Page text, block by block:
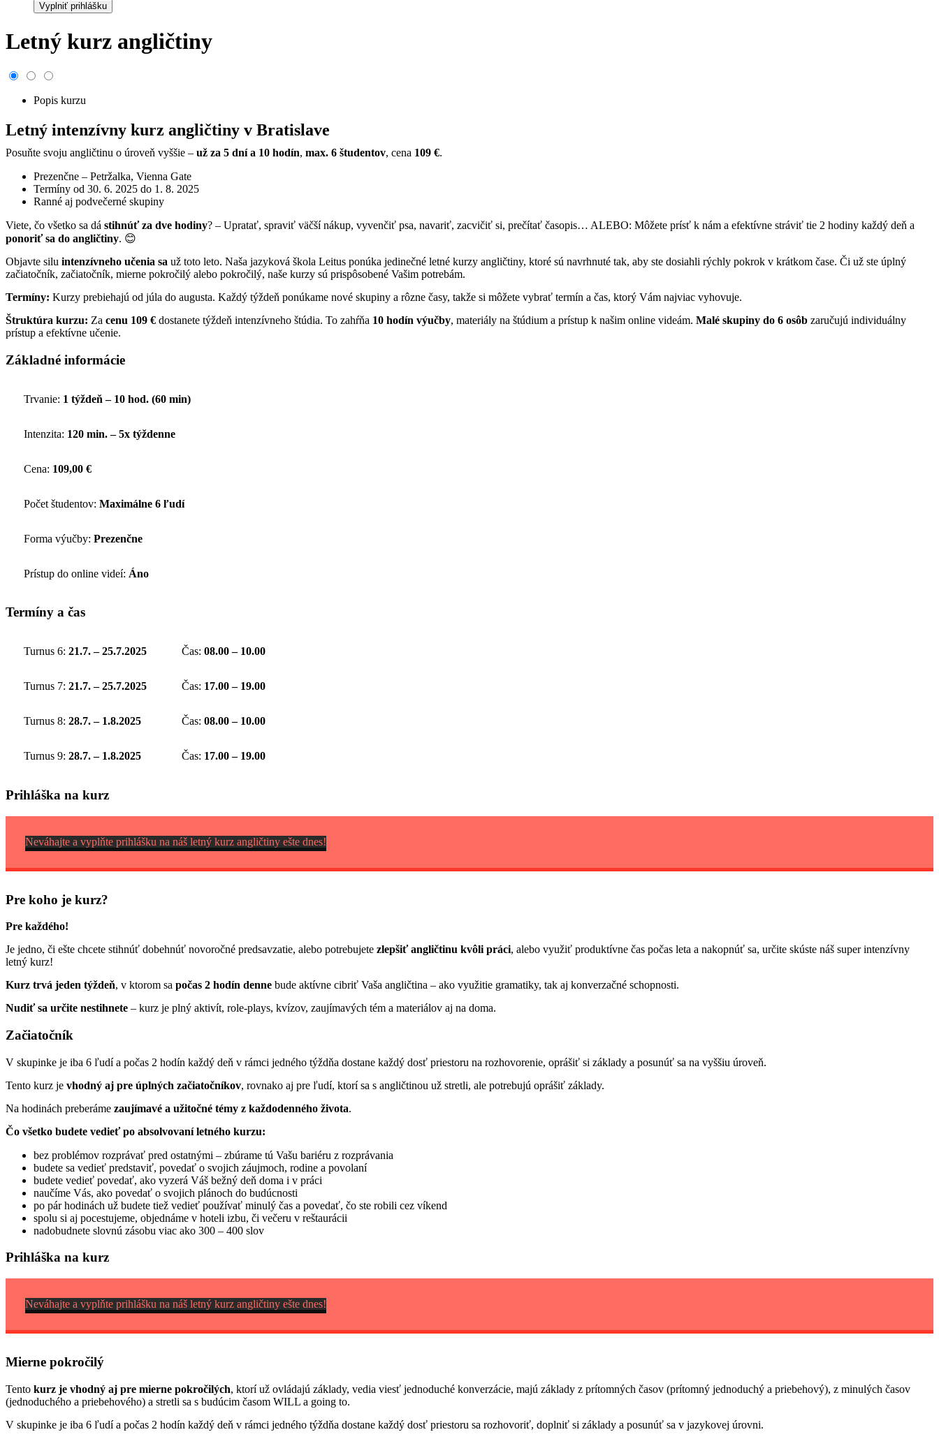
Vyplniť prihlášku
Letný kurz angličtiny
Popis kurzu
Letný intenzívny kurz angličtiny v Bratislave
Posuňte svoju angličtinu o úroveň vyššie – už za 5 dní a 10 hodín, max. 6 študentov, cena 109 €.
Prezenčne – Petržalka, Vienna Gate
Termíny od 30. 6. 2025 do 1. 8. 2025
Ranné aj podvečerné skupiny
Viete, čo všetko sa dá stihnúť za dve hodiny? – Upratať, spraviť väčší nákup, vyvenčiť psa, navariť, zacvičiť si, prečítať časopis… ALEBO: Môžete prísť k nám a efektívne stráviť tie 2 hodiny každý deň a
ponoriť sa do angličtiny. 😊
Objavte silu intenzívneho učenia sa už toto leto. Naša jazyková škola Leitus ponúka jedinečné letné kurzy angličtiny, ktoré sú navrhnuté tak, aby ste dosiahli rýchly pokrok v krátkom čase. Či už ste úplný
začiatočník, začiatočník, mierne pokročilý alebo pokročilý, naše kurzy sú prispôsobené Vašim potrebám.
Termíny: Kurzy prebiehajú od júla do augusta. Každý týždeň ponúkame nové skupiny a rôzne časy, takže si môžete vybrať termín a čas, ktorý Vám najviac vyhovuje.
Štruktúra kurzu: Za cenu 109 € dostanete týždeň intenzívneho štúdia. To zahŕňa 10 hodín výučby, materiály na štúdium a prístup k našim online videám. Malé skupiny do 6 osôb zaručujú individuálny
prístup a efektívne učenie.
Základné informácie
Trvanie: 1 týždeň – 10 hod. (60 min)
Intenzita: 120 min. – 5x týždenne
Cena: 109,00 €
Počet študentov: Maximálne 6 ľudí
Forma výučby: Prezenčne
Prístup do online videí: Áno
Termíny a čas
Turnus 6: 21.7. – 25.7.2025 Čas: 08.00 – 10.00
Turnus 7: 21.7. – 25.7.2025 Čas: 17.00 – 19.00
Turnus 8: 28.7. – 1.8.2025 Čas: 08.00 – 10.00
Turnus 9: 28.7. – 1.8.2025 Čas: 17.00 – 19.00
Prihláška na kurz
Neváhajte a vyplňte prihlášku na náš letný kurz angličtiny ešte dnes!
Pre koho je kurz?
Pre každého!
Je jedno, či ešte chcete stihnúť dobehnúť novoročné predsavzatie, alebo potrebujete zlepšiť angličtinu kvôli práci, alebo využiť produktívne čas počas leta a nakopnúť sa, určite skúste náš super intenzívny
letný kurz!
Kurz trvá jeden týždeň, v ktorom sa počas 2 hodín denne bude aktívne cibriť Vaša angličtina – ako využitie gramatiky, tak aj konverzačné schopnosti.
Nudiť sa určite nestihnete – kurz je plný aktivít, role-plays, kvízov, zaujímavých tém a materiálov aj na doma.
Začiatočník
V skupinke je iba 6 ľudí a počas 2 hodín každý deň v rámci jedného týždňa dostane každý dosť priestoru na rozhovorenie, oprášiť si základy a posunúť sa na vyššiu úroveň.
Tento kurz je vhodný aj pre úplných začiatočníkov, rovnako aj pre ľudí, ktorí sa s angličtinou už stretli, ale potrebujú oprášiť základy.
Na hodinách preberáme zaujímavé a užitočné témy z každodenného života.
Čo všetko budete vedieť po absolvovaní letného kurzu:
bez problémov rozprávať pred ostatnými – zbúrame tú Vašu bariéru z rozprávania
budete sa vedieť predstaviť, povedať o svojich záujmoch, rodine a povolaní
budete vedieť povedať, ako vyzerá Váš bežný deň doma i v práci
naučíme Vás, ako povedať o svojich plánoch do budúcnosti
po pár hodinách už budete tiež vedieť používať minulý čas a povedať, čo ste robili cez víkend
spolu si aj pocestujeme, objednáme v hoteli izbu, či večeru v reštaurácii
nadobudnete slovnú zásobu viac ako 300 – 400 slov
Prihláška na kurz
Neváhajte a vyplňte prihlášku na náš letný kurz angličtiny ešte dnes!
Mierne pokročilý
Tento kurz je vhodný aj pre mierne pokročilých, ktorí už ovládajú základy, vedia viesť jednoduché konverzácie, majú základy z prítomných časov (prítomný jednoduchý a priebehový), z minulých časov
(jednoduchého a priebehového) a stretli sa s budúcim časom WILL a going to.
V skupinke je iba 6 ľudí a počas 2 hodín každý deň v rámci jedného týždňa dostane každý dosť priestoru sa rozhovoriť, doplniť si základy a posunúť sa v jazykovej úrovni.